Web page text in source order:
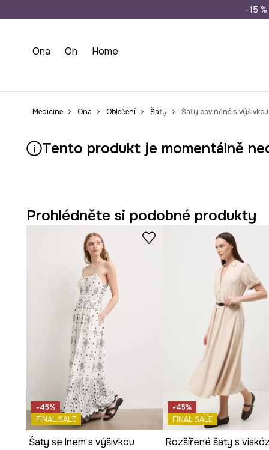
Doprava zdarma
–15
Ona On Home
Medicine Ona Oblečení Šaty Šaty bavlněné s výšivkou
Tento produkt je momentálně
Prohlédněte si podobné produkty
-45%
FINAL SALE
Šaty se lnem s výšivkou
-45%
FINAL SALE
Rozšířené šaty s